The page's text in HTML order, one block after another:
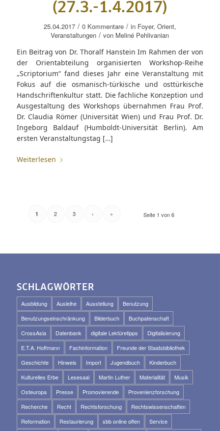
(27.3.-1.4.2017)
25.04.2017 / 0 Kommentare / in Foyer, Orient,
Veranstaltungen / von Meliné Pehlivanian
Ein Beitrag von Dr. Thoralf Hanstein Im Rahmen der von
der Orientabteilung organisierten Workshop-Reihe
„Scriptorium“ fand dieses Jahr eine Veranstaltung mit
Fokus auf die osmanisch-türkische und osttürkische
Handschriftenkultur statt. Die fachliche Konzeption und
Ausgestaltung des Workshops übernahmen Frau Prof.
Dr. Claudia Römer (Universität Wien) und Frau Prof. Dr.
Ingeborg Baldauf (Humboldt-Universität Berlin). Am
ersten Veranstaltungstag […]
Weiterlesen
Seite 1 von 6
1 2 3 › »
SCHLAGWÖRTER
Ausbildung Ausleihe Ausstellung
Benutzung
Benutzungseinschränkung
Bilderbuch
Buchpatenschaft
CrossAsia
Datenbank digitale Lektüretipps
Digitalisierung
E.T.A. Hoffmann
Fachinformation
Freunde der Staatsbibliothek
Geschichte
Hinweis Import Jugendbuch
Kinderbuch
Kulturelles Erbe
Lesesaal Martin Luther Materialität
Musik
Osteuropa
Presse Promovierende
Provenienzforschung
Recherche
Recht Rechtsforschung
Rechtswissenschaften
Reformation
Restaurierung sbb online offen
Service